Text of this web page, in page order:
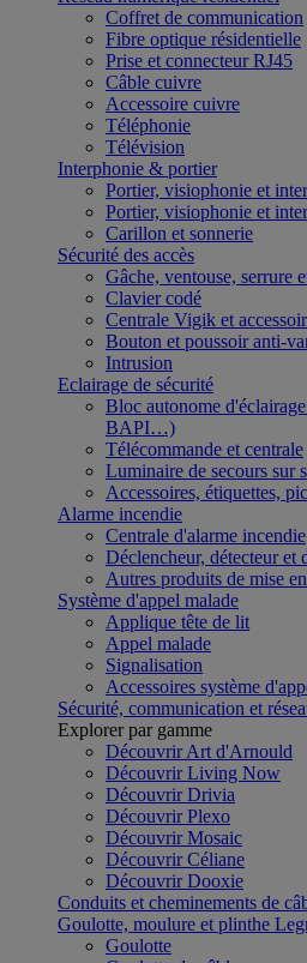
Coffret de communication
Fibre optique résidentielle
Prise et connecteur RJ45
Câble cuivre
Accessoire cuivre
Téléphonie
Télévision
Interphonie & portier
Portier, visiophonie et
Portier, visiophonie et
Carillon et sonnerie
Sécurité des accès
Gâche, ventouse, serrure
Clavier codé
Centrale Vigik et
Bouton et poussoir anti-
Intrusion
Eclairage de sécurité
Bloc autonome
BAPI…)
Télécommande et centrale
Luminaire de secours sur
Accessoires, étiquettes,
Alarme incendie
Centrale d'alarme incendie
Déclencheur, détecteur et
Autres produits de mise
Système d'appel malade
Applique tête de lit
Appel malade
Signalisation
Accessoires système
Sécurité, communication et
Explorer par gamme
Découvrir Art d'Arnould
Découvrir Living Now
Découvrir Drivia
Découvrir Plexo
Découvrir Mosaic
Découvrir Céliane
Découvrir Dooxie
Conduits et cheminements de
Goulotte, moulure et plinthe
Goulotte